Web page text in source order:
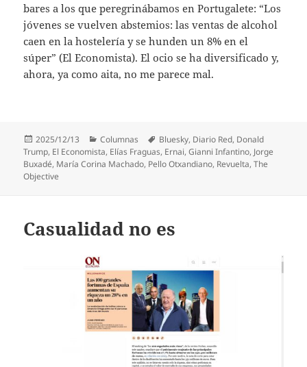
bares a los que peregrinábamos en Portugalete: “Los
jóvenes se vuelven abstemios: las ventas de alcohol
caen en la hostelería y se hunden un 8% en el
súper” (El Economista). El ocio se ha diversificado y,
ahora, ya como aita, no me parece mal.
Publicado
el
2025/12/13 Categorías
Columnas Etiquetas
Bluesky, Diario Red, Donald
Trump, El Economista, Elías Fraguas, Ernai,Gianni Infantino, Jorge
Buxadé, María Corina Machado, Pello Otxandiano, Revuelta,The
Objective
Casualidad no es